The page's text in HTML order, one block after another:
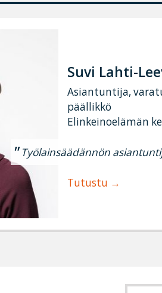
Suvi Lahti-
Asiantuntija,
päällikkö
Elinkeinoelämän
Työlainsäädännön
Tutustu